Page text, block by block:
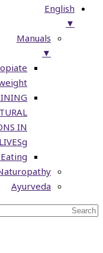
English
▼
Manuals
▼
IN
Ayurveda